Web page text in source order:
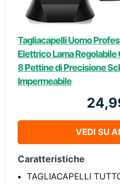
Tagliacapelli Uomo
Elettrico Lama
8 Pettine di Precisione
Impermeabile
VEDI SU
Caratteristiche
TAGLIACAPELLI